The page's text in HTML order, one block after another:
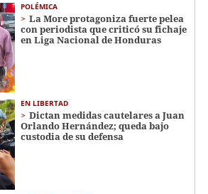
POLÉMICA
La More protagoniza fuerte pelea
con periodista que criticó su fichaje
en Liga Nacional de Honduras
EN LIBERTAD
Dictan medidas cautelares a Juan
Orlando Hernández; queda bajo
custodia de su defensa